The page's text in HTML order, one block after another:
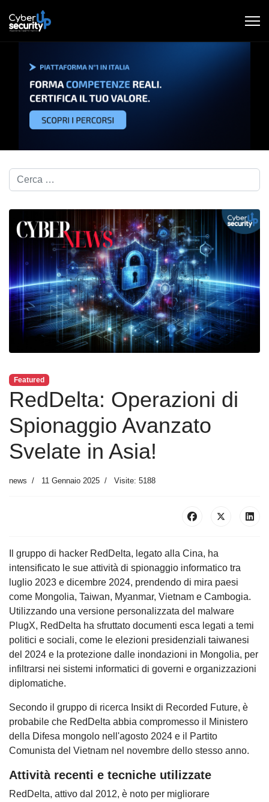
Cerca nel blog...
Featured
RedDelta: Operazioni di
Spionaggio Avanzato
Svelate in Asia!
news 11 Gennaio 2025 Visite: 5188
Il gruppo di hacker RedDelta, legato alla Cina, ha
intensificato le sue attività di spionaggio informatico tra
luglio 2023 e dicembre 2024, prendendo di mira paesi
come Mongolia, Taiwan, Myanmar, Vietnam e Cambogia.
Utilizzando una versione personalizzata del malware
PlugX, RedDelta ha sfruttato documenti esca legati a temi
politici e sociali, come le elezioni presidenziali taiwanesi
del 2024 e la protezione dalle inondazioni in Mongolia, per
infiltrarsi nei sistemi informatici di governi e organizzazioni
diplomatiche.
Secondo il gruppo di ricerca Insikt di Recorded Future, è
probabile che RedDelta abbia compromesso il Ministero
della Difesa mongolo nell'agosto 2024 e il Partito
Comunista del Vietnam nel novembre dello stesso anno.
Attività recenti e tecniche utilizzate
RedDelta, attivo dal 2012, è noto per migliorare